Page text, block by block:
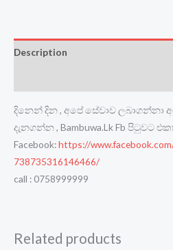
Description
දිනෙන් දින , අපේ සේවාව ලබාගන්නා
දැනගන්න , Bambuwa.Lk Fb පිටුවට
Facebook:https://
738735316146466/
call : 0758999999
Related products